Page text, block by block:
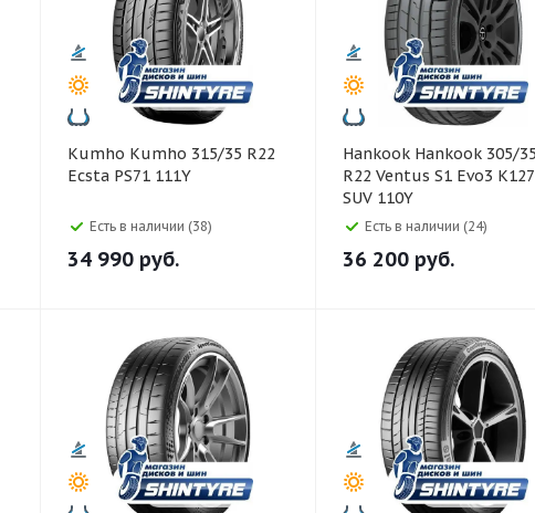
Kumho Kumho 315/35 R22
Ecsta PS71 111Y
Есть в наличии (38)
34 990 руб.
Hankook Hankook 305/35
R22 Ventus S1 Evo3 K127
SUV 110Y
Есть в наличии (24)
36 200 руб.